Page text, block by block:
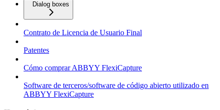
Dialog boxes
Contrato de Licencia de Usuario Final
Patentes
Cómo comprar ABBYY FlexiCapture
Software de terceros/software de código abierto utilizado en
ABBYY FlexiCapture